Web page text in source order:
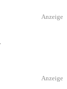
Anzeige
Anzeige